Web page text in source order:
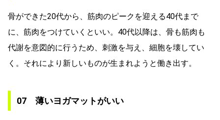
骨ができた20代から、筋肉のピークを迎える40代まで
に、筋肉をつけていくといい。40代以降は、骨も筋肉も
代謝を意図的に行うため、刺激を与え、細胞を壊してい
く。それにより新しいものが生まれようと働き出す。
07 薄いヨガマットがいい